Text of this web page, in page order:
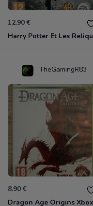
12.90 €
TheGamingR83
8.90 €